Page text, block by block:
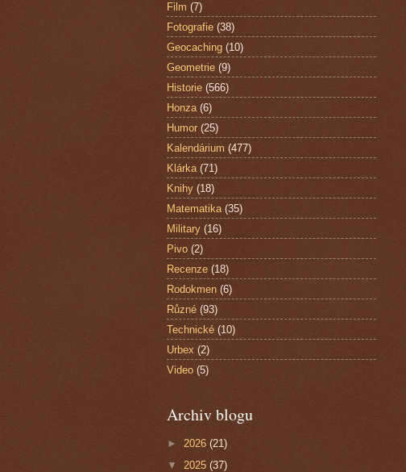
Film (7)
Fotografie (38)
Geocaching (10)
Geometrie (9)
Historie (566)
Honza (6)
Humor (25)
Kalendárium (477)
Klárka (71)
Knihy (18)
Matematika (35)
Military (16)
Pivo (2)
Recenze (18)
Rodokmen (6)
Různé (93)
Technické (10)
Urbex (2)
Video (5)
Archiv blogu
► 2026 (21)
▼ 2025 (37)